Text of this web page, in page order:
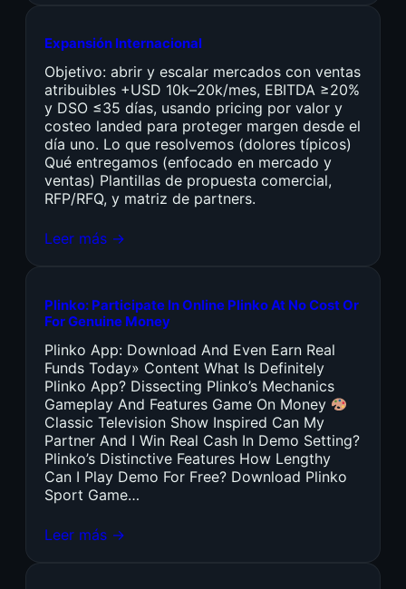
Expansión Internacional
Objetivo: abrir y escalar mercados con ventas
atribuibles +USD 10k–20k/mes, EBITDA ≥20%
y DSO ≤35 días, usando pricing por valor y
costeo landed para proteger margen desde el
día uno. Lo que resolvemos (dolores típicos)
Qué entregamos (enfocado en mercado y
ventas) Plantillas de propuesta comercial,
RFP/RFQ, y matriz de partners.
Leer más →
Plinko: Participate In Online Plinko At No Cost Or
For Genuine Money
Plinko App: Download And Even Earn Real
Funds Today» Content What Is Definitely
Plinko App? Dissecting Plinko’s Mechanics
Gameplay And Features Game On Money
Classic Television Show Inspired Can My
Partner And I Win Real Cash In Demo Setting?
Plinko’s Distinctive Features How Lengthy
Can I Play Demo For Free? Download Plinko
Sport Game…
Leer más →